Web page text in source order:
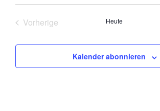
Vorherige
Heute
Kalender abonnieren